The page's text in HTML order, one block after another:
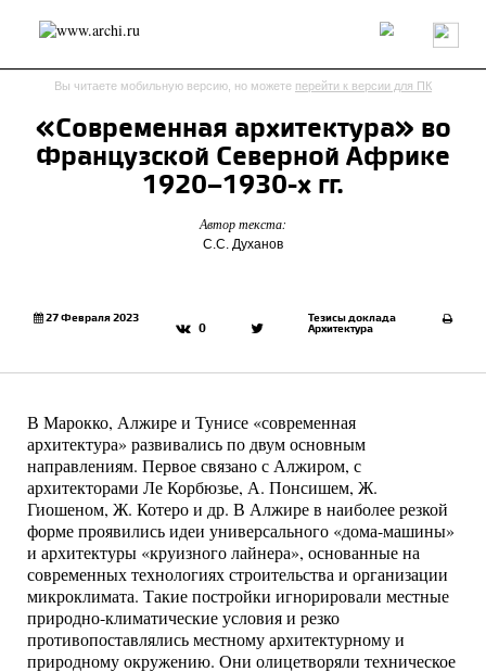
Россия Мир Технологии Интерьер Пресса
Архитекторы
send.project Анонсы конкурсов
Интервью Исследование
Результаты конкурса
Рецензия Архитектура
Книги
Наследие Образование
Вы читаете мобильную версию, но можете перейти к версии для ПК
«Современная архитектура» во
Французской Северной Африке
1920–1930-х гг.
Автор текста:
С.С. Духанов
27 Февраля 2023
0
Тезисы доклада
Архитектура
В Марокко, Алжире и Тунисе «современная
архитектура» развивались по двум основным
направлениям. Первое связано с Алжиром, с
архитекторами Ле Корбюзье, А. Понсишем, Ж.
Гиошеном, Ж. Котеро и др. В Алжире в наиболее резкой
форме проявились идеи универсального «дома-машины»
и архитектуры «круизного лайнера», основанные на
современных технологиях строительства и организации
микроклимата. Такие постройки игнорировали местные
природно-климатические условия и резко
противопоставлялись местному архитектурному и
природному окружению. Они олицетворяли техническое